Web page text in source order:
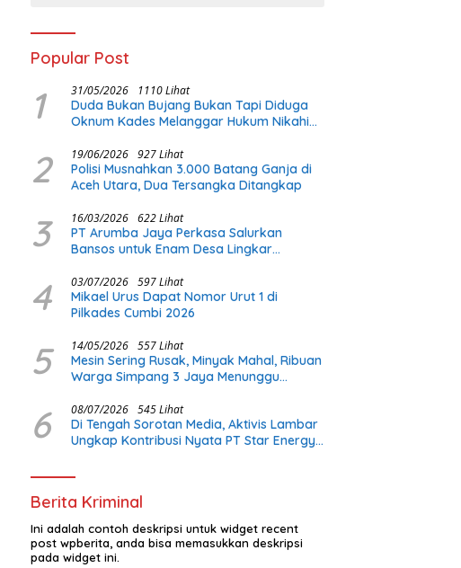
Popular Post
1 31/05/2026 1110 Lihat
Duda Bukan Bujang Bukan Tapi Diduga
Oknum Kades Melanggar Hukum Nikahi
2 19/06/2026 927 Lihat
Polisi Musnahkan 3.000 Batang Ganja di
Aceh Utara, Dua Tersangka Ditangkap
3 16/03/2026 622 Lihat
PT Arumba Jaya Perkasa Salurkan
Bansos untuk Enam Desa Lingkar
4 03/07/2026 597 Lihat
Mikael Urus Dapat Nomor Urut 1 di
Pilkades Cumbi 2026
5 14/05/2026 557 Lihat
Mesin Sering Rusak, Minyak Mahal, Ribuan
Warga Simpang 3 Jaya Menunggu
6 08/07/2026 545 Lihat
Di Tengah Sorotan Media, Aktivis Lambar
Ungkap Kontribusi Nyata PT Star Energy:
Infrastruktur Lokal
Berita Kriminal
Ini adalah contoh deskripsi untuk widget recent
post wpberita, anda bisa memasukkan deskripsi
pada widget ini.